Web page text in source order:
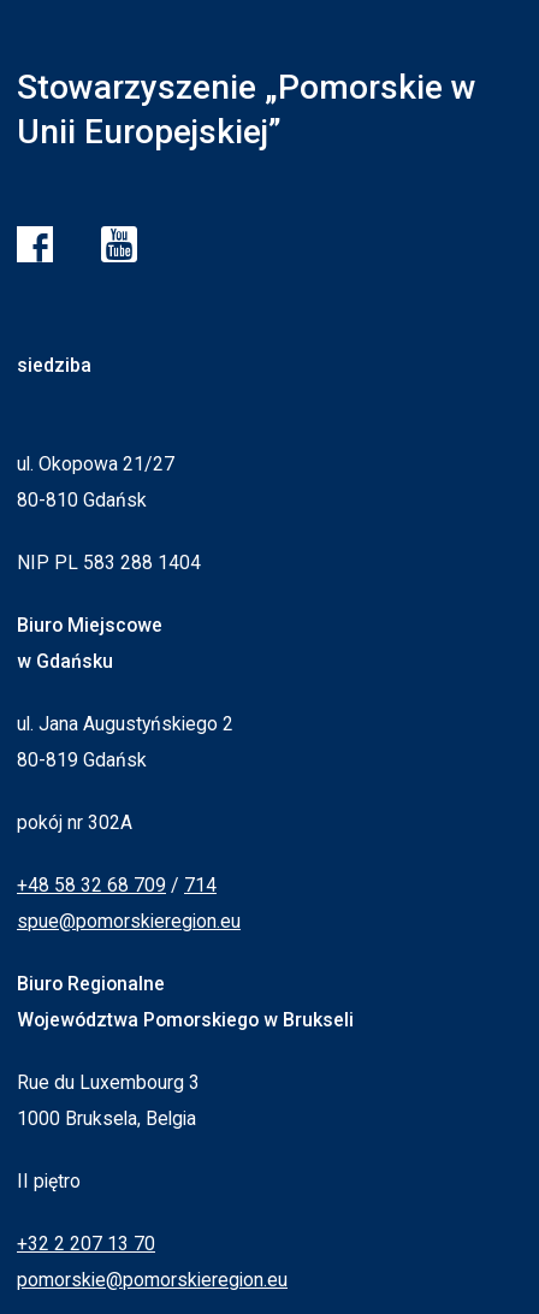
Stowarzyszenie „Pomorskie w
Unii Europejskiej”
siedziba
ul. Okopowa 21/27
80-810 Gdańsk
NIP PL 583 288 1404
Biuro Miejscowe
w Gdańsku
ul. Jana Augustyńskiego 2
80-819 Gdańsk
pokój nr 302A
+48 58 32 68 709 / 714
spue@pomorskieregion.eu
Biuro Regionalne
Województwa Pomorskiego w Brukseli
Rue du Luxembourg 3
1000 Bruksela, Belgia
II piętro
+32 2 207 13 70
pomorskie@pomorskieregion.eu